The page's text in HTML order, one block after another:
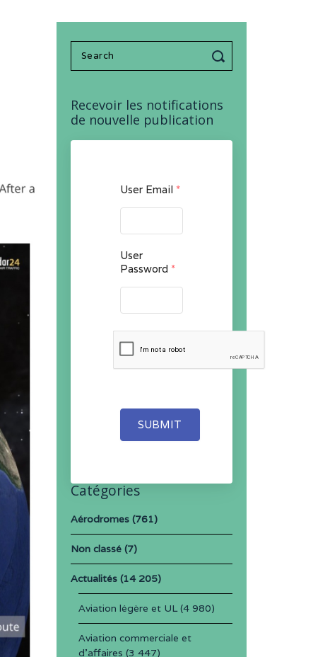
Search
for:
Recevoir les notifications
de nouvelle publication
User Email *
User
Password *
SUBMIT
Catégories
Aérodromes(761)
Non classé(7)
Actualités(14 205)
Aviation légère et UL(4 980)
Aviation commerciale et
d'affaires (3 447)